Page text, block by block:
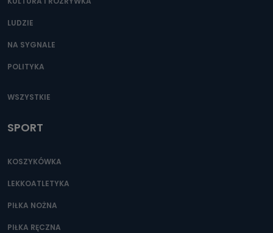
LUDZIE
NA SYGNALE
POLITYKA
WSZYSTKIE
SPORT
KOSZYKÓWKA
LEKKOATLETYKA
PIŁKA NOŻNA
PIŁKA RĘCZNA